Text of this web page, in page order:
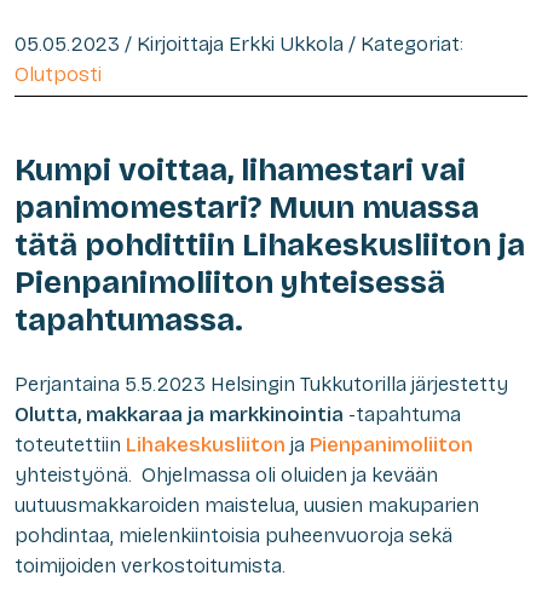
05.05.2023 / Kirjoittaja Erkki Ukkola / Kategoriat:
Olutposti
Kumpi voittaa, lihamestari vai
panimomestari? Muun muassa
tätä pohdittiin Lihakeskusliiton ja
Pienpanimoliiton yhteisessä
tapahtumassa.
Perjantaina 5.5.2023 Helsingin Tukkutorilla järjestetty
Olutta, makkaraa ja markkinointia -tapahtuma
toteutettiin Lihakeskusliiton ja Pienpanimoliiton
yhteistyönä. Ohjelmassa oli oluiden ja kevään
uutuusmakkaroiden maistelua, uusien makuparien
pohdintaa, mielenkiintoisia puheenvuoroja sekä
toimijoiden verkostoitumista.